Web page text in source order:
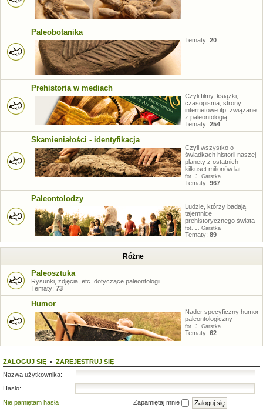
Paleobotanika
Tematy: 20
Prehistoria w mediach
Czyli filmy, książki,
czasopisma, strony
internetowe itp. związane
z paleontologią
Tematy: 254
Skamieniałości - identyfikacja
Czyli wszystko o
świadkach historii naszej
planety z ostatnich
kilkuset milionów lat
fot. J. Garstka
Tematy: 967
Paleontolodzy
Ludzie, którzy badają
tajemnice
prehistorycznego świata
fot. J. Garstka
Tematy: 89
Różne
Paleosztuka
Rysunki, zdjęcia, etc. dotyczące paleontologii
Tematy: 73
Humor
Nader specyficzny humor
paleontologiczny
fot. J. Garstka
Tematy: 62
ZALOGUJ SIĘ • ZAREJESTRUJ SIĘ
Nazwa użytkownika:
Hasło:
Nie pamiętam hasła
Zapamiętaj mnie